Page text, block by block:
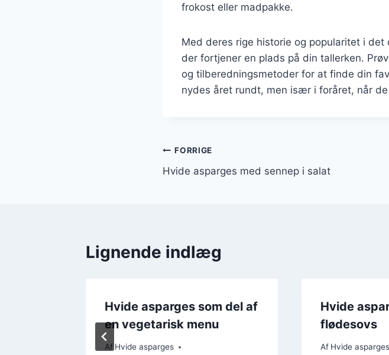
frokost eller madpakke.
Med deres rige historie og popularitet i
der fortjener en plads på din tallerken.
og tilberedningsmetoder for at finde din
nydes året rundt, men især i foråret, når
Indlægsnavigation
FORRIGE
Hvide asparges med sennep i salat
Lignende indlæg
Hvide asparges som del af
en vegetarisk menu
Af Hvide asparges
Hvide
flødesovs
Af Hvide asparges